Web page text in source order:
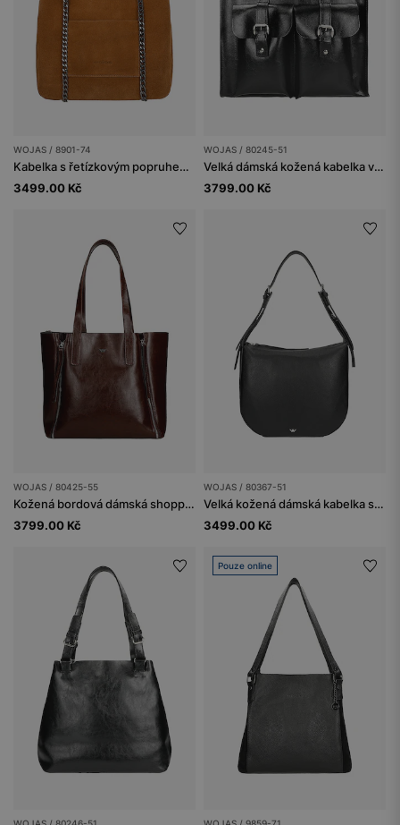
WOJAS / 8901-74
Kabelka s řetízkovým popruhem a kapsičkou s logem
3499.00 Kč
WOJAS / 80245-51
Velká dámská kožená kabelka v černé barvě
3799.00 Kč
WOJAS / 80425-55
Kožená bordová dámská shopperka
3799.00 Kč
WOJAS / 80367-51
Velká kožená dámská kabelka se stříbrným logem
3499.00 Kč
Pouze online